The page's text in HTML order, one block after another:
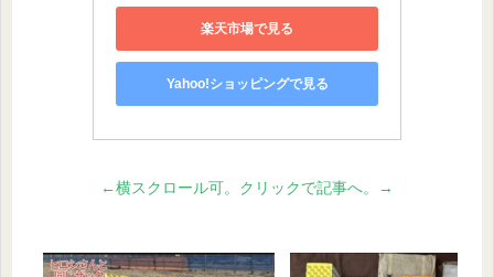
楽天市場で見る
Yahoo!ショッピングで見る
←横スクロール可。クリックで記事へ。→